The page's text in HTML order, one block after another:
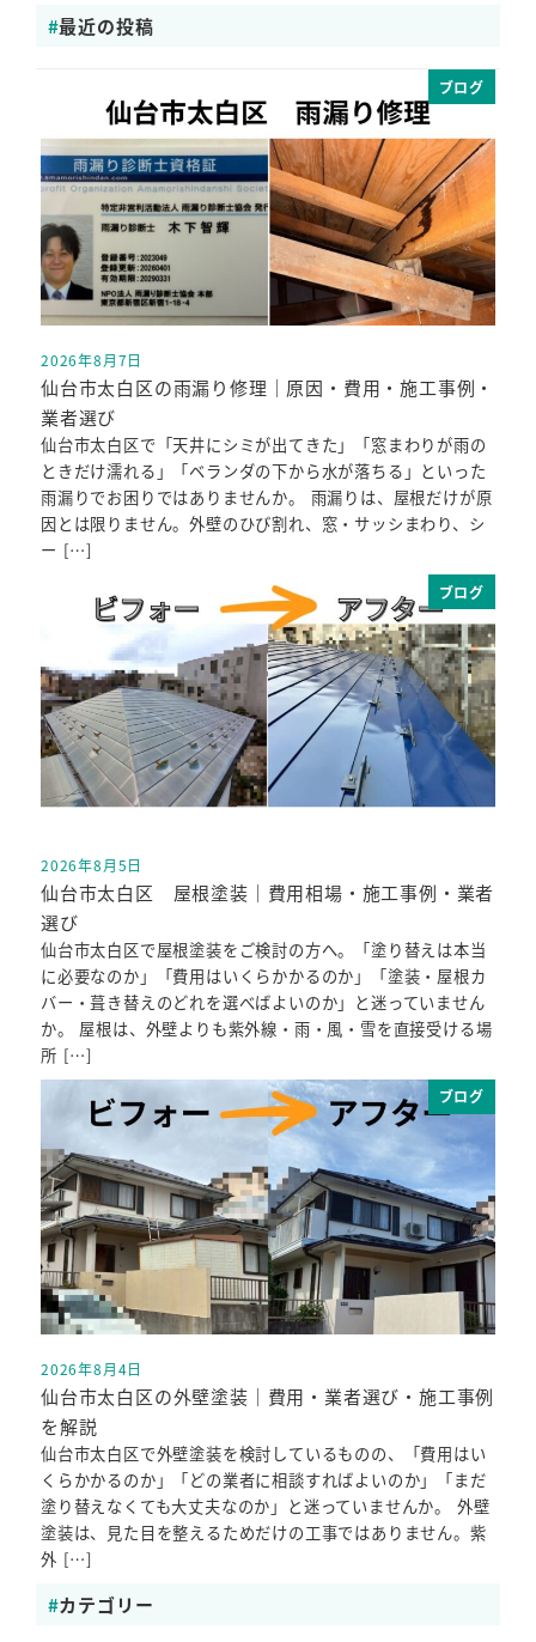
最近の投稿
ブログ
投稿日
2026年8月7日
仙台市太白区の雨漏り修理｜原因・費用・施工事例・
業者選び
仙台市太白区で「天井にシミが出てきた」「窓まわりが雨の
ときだけ濡れる」「ベランダの下から水が落ちる」といった
雨漏りでお困りではありませんか。 雨漏りは、屋根だけが原
因とは限りません。外壁のひび割れ、窓・サッシまわり、シ
ー […]
ブログ
投稿日
2026年8月5日
仙台市太白区 屋根塗装｜費用相場・施工事例・業者
選び
仙台市太白区で屋根塗装をご検討の方へ。「塗り替えは本当
に必要なのか」「費用はいくらかかるのか」「塗装・屋根カ
バー・葺き替えのどれを選べばよいのか」と迷っていません
か。 屋根は、外壁よりも紫外線・雨・風・雪を直接受ける場
所 […]
ブログ
投稿日
2026年8月4日
仙台市太白区の外壁塗装｜費用・業者選び・施工事例
を解説
仙台市太白区で外壁塗装を検討しているものの、「費用はい
くらかかるのか」「どの業者に相談すればよいのか」「まだ
塗り替えなくても大丈夫なのか」と迷っていませんか。 外壁
塗装は、見た目を整えるためだけの工事ではありません。紫
外 […]
カテゴリー